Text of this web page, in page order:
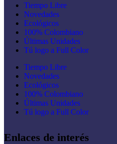
Tiempo Libre
Novedades
Ecológicos
100% Colombiano
Últimas Unidades
Tú logo a Full Color
Tiempo Libre
Novedades
Ecológicos
100% Colombiano
Últimas Unidades
Tú logo a Full Color
Enlaces de interés